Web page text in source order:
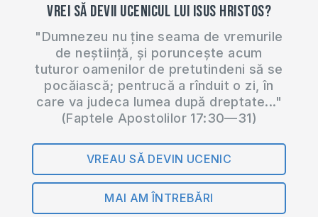
Vrei să devii ucenicul lui Isus Hristos?
"Dumnezeu nu ține seama de vremurile
de neștiință, și poruncește acum
tuturor oamenilor de pretutindeni să se
pocăiască; pentrucă a rînduit o zi, în
care va judeca lumea după dreptate..."
(Faptele Apostolilor 17:30—31)
VREAU SĂ DEVIN UCENIC
MAI AM ÎNTREBĂRI